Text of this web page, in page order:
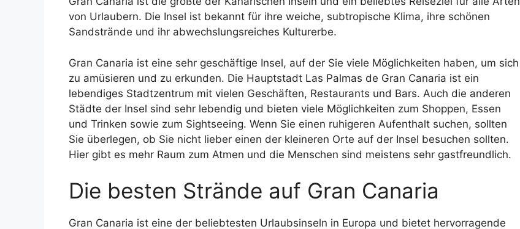
von Urlaubern. Die Insel ist bekannt für ihre weiche, subtropische Klima, ihre schönen
Sandstrände und ihr abwechslungsreiches Kulturerbe.
Gran Canaria ist eine sehr geschäftige Insel, auf der Sie viele Möglichkeiten haben, um sich
zu amüsieren und zu erkunden. Die Hauptstadt Las Palmas de Gran Canaria ist ein
lebendiges Stadtzentrum mit vielen Geschäften, Restaurants und Bars. Auch die anderen
Städte der Insel sind sehr lebendig und bieten viele Möglichkeiten zum Shoppen, Essen
und Trinken sowie zum Sightseeing. Wenn Sie einen ruhigeren Aufenthalt suchen, sollten
Sie überlegen, ob Sie nicht lieber einen der kleineren Orte auf der Insel besuchen sollten.
Hier gibt es mehr Raum zum Atmen und die Menschen sind meistens sehr gastfreundlich.
Die besten Strände auf Gran Canaria
Gran Canaria ist eine der beliebtesten Urlaubsinseln in Europa und bietet hervorragende